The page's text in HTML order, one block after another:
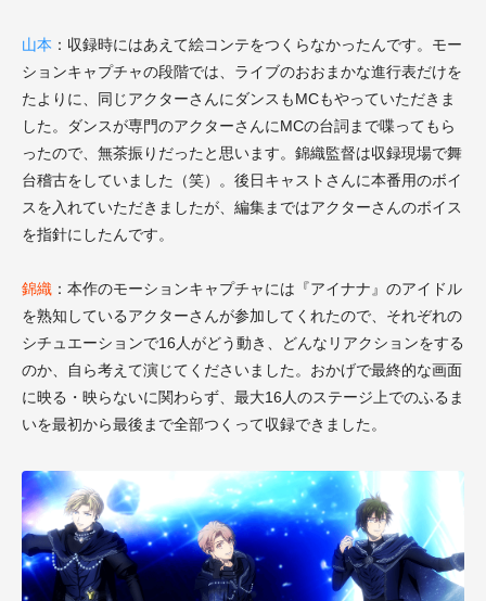
山本 ：収録時にはあえて絵コンテをつくらなかったんです。モー
ションキャプチャの段階では、ライブのおおまかな進行表だけを
たよりに、同じアクターさんにダンスもMCもやっていただきま
した。ダンスが専門のアクターさんにMCの台詞まで喋ってもら
ったので、無茶振りだったと思います。錦織監督は収録現場で舞
台稽古をしていました（笑）。後日キャストさんに本番用のボイ
スを入れていただきましたが、編集まではアクターさんのボイス
を指針にしたんです。
錦織 ：本作のモーションキャプチャには『アイナナ』のアイドル
を熟知しているアクターさんが参加してくれたので、それぞれの
シチュエーションで16人がどう動き、どんなリアクションをする
のか、自ら考えて演じてくださいました。おかげで最終的な画面
に映る・映らないに関わらず、最大16人のステージ上でのふるま
いを最初から最後まで全部つくって収録できました。